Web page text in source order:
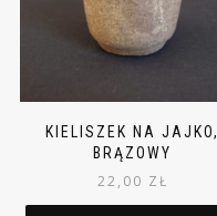
KIELISZEK NA JAJKO,
BRĄZOWY
22,00 ZŁ